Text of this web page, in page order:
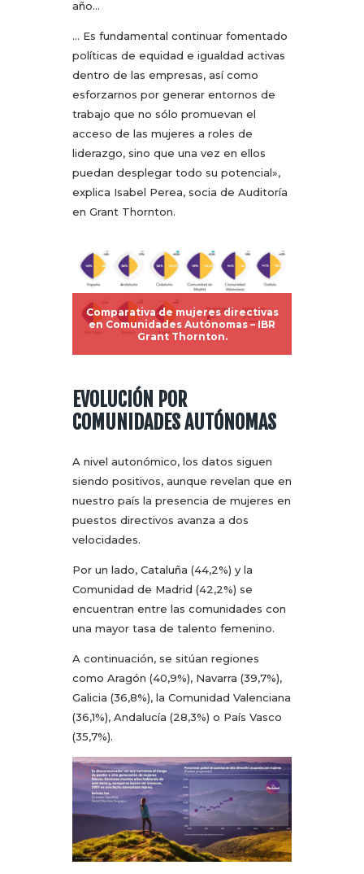
año…
… Es fundamental continuar fomentado
políticas de equidad e igualdad activas
dentro de las empresas, así como
esforzarnos por generar entornos de
trabajo que no sólo promuevan el
acceso de las mujeres a roles de
liderazgo, sino que una vez en ellos
puedan desplegar todo su potencial»,
explica Isabel Perea, socia de Auditoría
en Grant Thornton.
Comparativa de mujeres directivas
en Comunidades Autónomas – IBR
Grant Thornton.
EVOLUCIÓN POR
COMUNIDADES AUTÓNOMAS
A nivel autonómico, los datos siguen
siendo positivos, aunque revelan que en
nuestro país la presencia de mujeres en
puestos directivos avanza a dos
velocidades.
Por un lado, Cataluña (44,2%) y la
Comunidad de Madrid (42,2%) se
encuentran entre las comunidades con
una mayor tasa de talento femenino.
A continuación, se sitúan regiones
como Aragón (40,9%), Navarra (39,7%),
Galicia (36,8%), la Comunidad Valenciana
(36,1%), Andalucía (28,3%) o País Vasco
(35,7%).